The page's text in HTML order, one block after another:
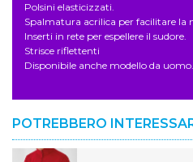
Polsini elasticizzati.
Spalmatura acrilica per facilitare la
Inserti in rete per espellere il sudore.
Strisce riflettenti
Disponibile anche modello da uomo.
POTREBBERO